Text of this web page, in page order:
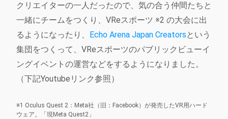
クリエイターの一人だったので、気の合う仲間たちと
一緒にチームをつくり、VReスポーツ ※2 の大会に出
るようになったり、 Echo Arena Japan Creatorsという
集団をつくって、VReスポーツのパブリックビューイ
ングイベントの運営などをするようになりました。
（下記Youtubeリンク参照）
※1 Oculus Quest 2：Meta社（旧：Facebook）が発売したVR用ハード
ウェア。「現Meta Quest2」